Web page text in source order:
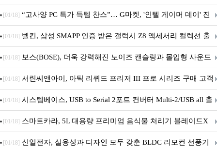
브' 공개
[01/18] “고사양 PC 특가 득템 찬스”… G마켓, '인텔 게이머 데이' 진
행
[01/18] 벨킨, 삼성 SMAPP 인증 받은 갤럭시 Z8 액세서리 컬렉션 출
시
[01/18] 보스(BOSE), 더욱 강력해진 노이즈 캔슬링과 몰입형 사운드
의 ‘QC 헤드폰 2세대’ 출시
[01/18] 서린씨앤아이, 아틱 리퀴드 프리저 III 프로 시리즈 구매 고객
대상 P12 프로 PST 증정 프로모션 진행
[01/18] 시스템베이스, USB to Serial 2포트 컨버터 Multi-2/USB all 출
시
[01/18] 스마트카라, 5L 대용량 프리미엄 음식물 처리기 블레이드X
그라나이트S 출시
[01/18] 신일전자, 실용성과 디자인 모두 갖춘 BLDC 리모컨 선풍기